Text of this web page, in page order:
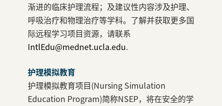
渐进的临床护理流程；及建议性内容涉及护理、
呼吸治疗和物理治疗等学科。了解并获取更多国
际远程学习项目资源，请联系
IntlEdu@mednet.ucla.edu.
护理模拟教育
护理模拟教育项目(Nursing Simulation
Education Program)简称NSEP，将在安全的学